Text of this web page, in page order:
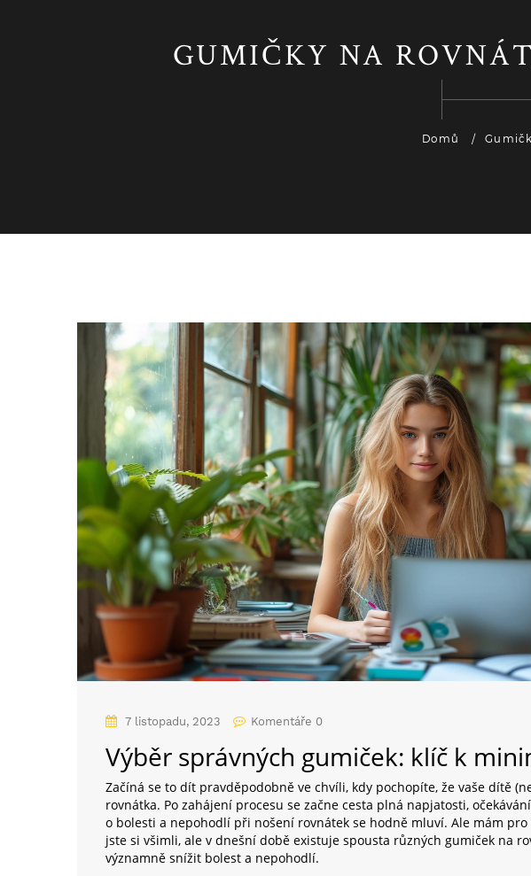
GUMIČKY NA
Domů
Zdraví a péče o ústní dutinu
7 listopadu, 2023 Komentáře 0
Výběr správných gumiček: klíč k
Začíná se to dít pravděpodobně ve chvíli, kdy pochopíte, že vaše dítě
rovnátka. Po zahájení procesu se začne cesta plná napjatosti,
o bolesti a nepohodlí při nošení rovnátek se hodně mluví. Ale mám
jste si všimli, ale v dnešní době existuje spousta různých gumiček na
významně snížit bolest a nepohodlí.